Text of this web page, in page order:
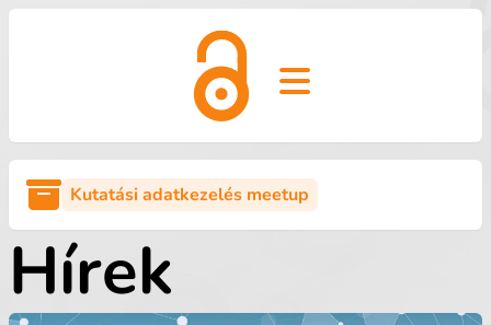
Open main menu
Kutatási adatkezelés meetup
Hírek